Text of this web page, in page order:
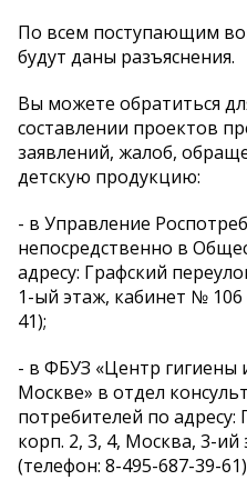
По всем поступающим
будут даны разъяснения.
Вы можете обратиться
составлении проектов
заявлений, жалоб,
детскую продукцию:
- в Управление
непосредственно в
адресу: Графский
1-ый этаж, кабинет № 106
41);
- в ФБУЗ «Центр гигиены
Москве» в отдел
потребителей по адресу:
корп. 2, 3, 4, Москва, 3-
(телефон: 8-495-687-39-